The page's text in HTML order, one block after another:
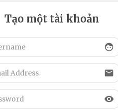
Tạo một tài khoản
face
email
visibility